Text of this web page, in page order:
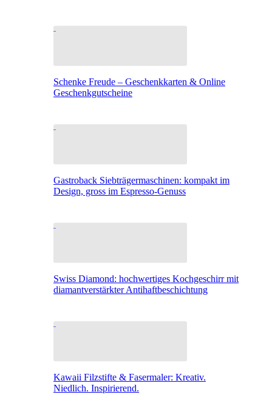
Schenke Freude – Geschenkkarten & Online
Geschenkgutscheine
Gastroback Siebträgermaschinen: kompakt im
Design, gross im Espresso-Genuss
Swiss Diamond: hochwertiges Kochgeschirr mit
diamantverstärkter Antihaftbeschichtung
Kawaii Filzstifte & Fasermaler: Kreativ.
Niedlich. Inspirierend.